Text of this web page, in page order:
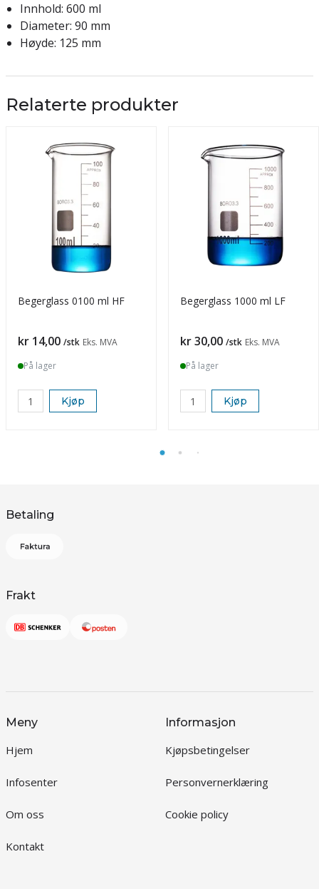
Innhold: 600 ml
Diameter: 90 mm
Høyde: 125 mm
Relaterte produkter
Begerglass 0100 ml HF
Pris
kr 14,00 /stk Eks. MVA
På lager
Kjøp
Begerglass 1000 ml LF
Pris
kr 30,00 /stk Eks. MVA
På lager
Kjøp
Betaling
Frakt
Meny
Hjem
Infosenter
Om oss
Kontakt
Informasjon
Kjøpsbetingelser
Personvernerklæring
Cookie policy